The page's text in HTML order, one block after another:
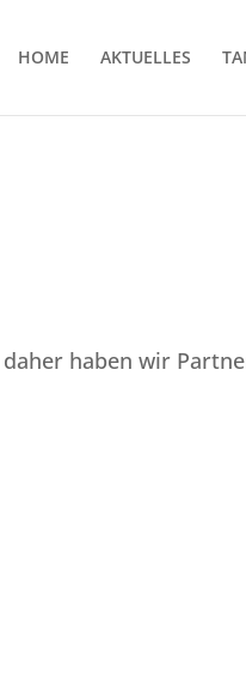
HOME AKTUELLES
haben wir